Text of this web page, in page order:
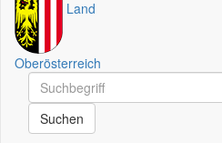
Land
Oberösterreich
Schnellsuche
Schnellsuche
Suchen